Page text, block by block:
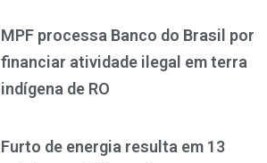
MPF processa Banco do Brasil por
financiar atividade ilegal em terra
indígena de RO
Furto de energia resulta em 13